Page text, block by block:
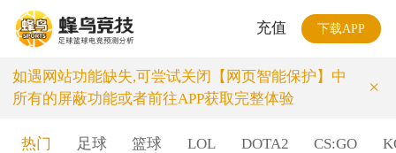
充值 下载APP
如遇网站功能缺失,可尝试关闭【网页智能保护】中
所有的屏蔽功能或者前往APP获取完整体验
×
热门 足球 篮球 LOL DOTA2 CS:GO